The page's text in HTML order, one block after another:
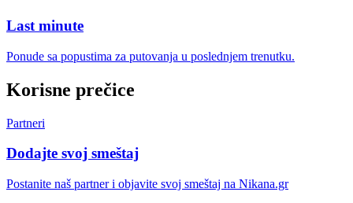
Last minute
Ponude sa popustima za putovanja u poslednjem trenutku.
Korisne prečice
Partneri
Dodajte svoj smeštaj
Postanite naš partner i objavite svoj smeštaj na Nikana.gr